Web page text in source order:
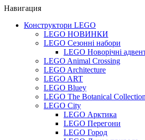
Навигация
Конструктори LEGO
LEGO НОВИНКИ
LEGO Сезонні набори
LEGO Новорічні
LEGO Animal Crossing
LEGO Architecture
LEGO ART
LEGO Bluey
LEGO The Botanical Collection
LEGO City
LEGO Арктика
LEGO Перегони
LEGO Город